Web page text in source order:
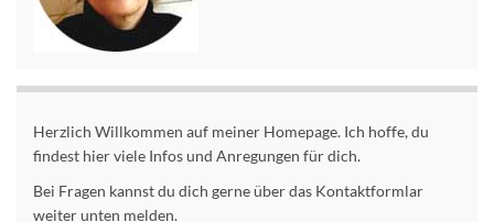
Herzlich Willkommen auf meiner Homepage. Ich hoffe, du
findest hier viele Infos und Anregungen für dich.
Bei Fragen kannst du dich gerne über das Kontaktformlar
weiter unten melden.